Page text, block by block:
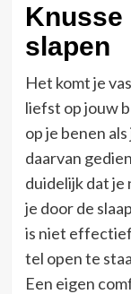
Knusse
slapen
Het komt je
liefst op jouw
op je benen
daarvan
duidelijk dat je
je door de
is niet
tel open te
Een eigen